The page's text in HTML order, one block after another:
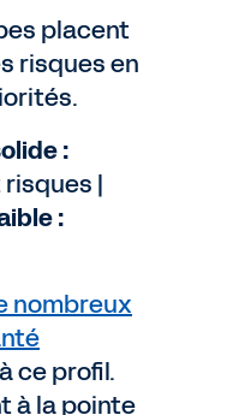
placent
risques en
:
|
:
nombreux
ce profil.
à la pointe